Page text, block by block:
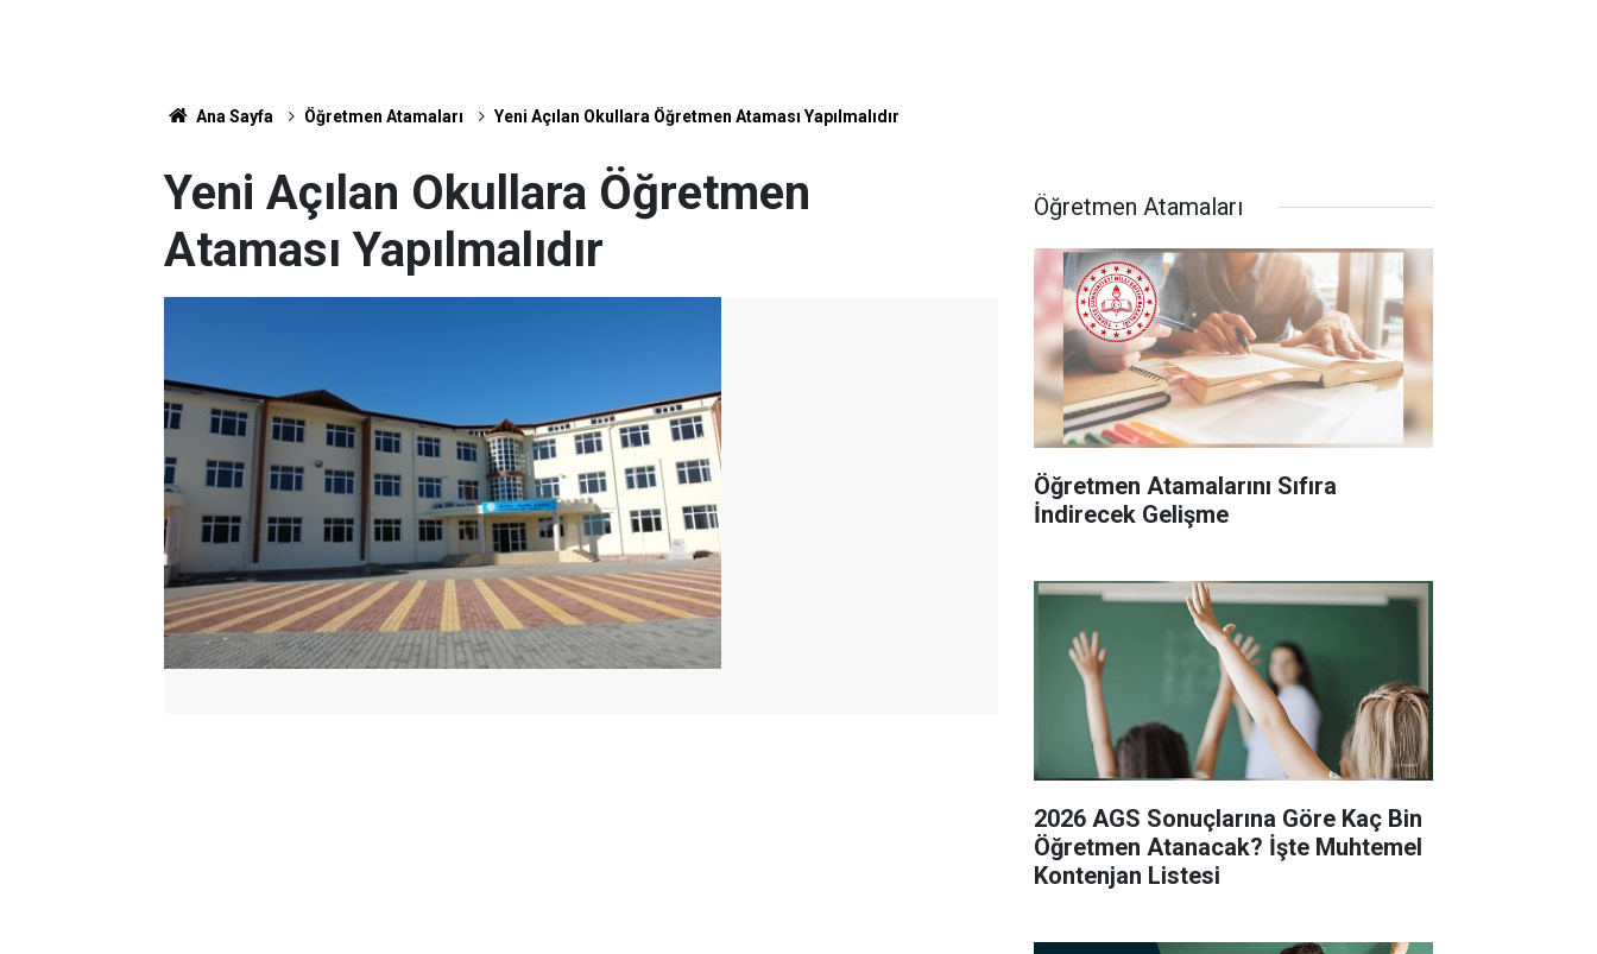
Ana Sayfa Öğretmen Atamaları Yeni Açılan Okullara Öğretmen Ataması Yapılmalıdır
Yeni Açılan Okullara Öğretmen
Ataması Yapılmalıdır
Öğretmen Atamaları
Öğretmen Atamalarını Sıfıra
İndirecek Gelişme
2026 AGS Sonuçlarına Göre Kaç Bin
Öğretmen Atanacak? İşte Muhtemel
Kontenjan Listesi